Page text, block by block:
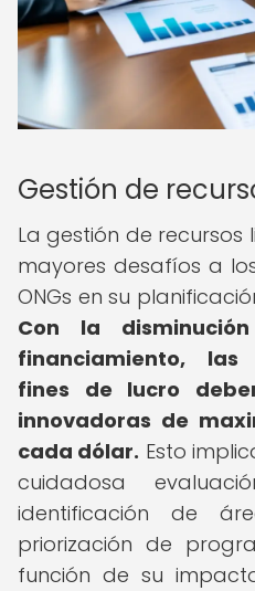
Gestión de
La gestión de recursos
mayores desafíos a
ONGs en su
Con la
financiamiento, las
fines de lucro
innovadoras de
cada dólar. Esto
cuidadosa
identificación de
priorización de
función de su